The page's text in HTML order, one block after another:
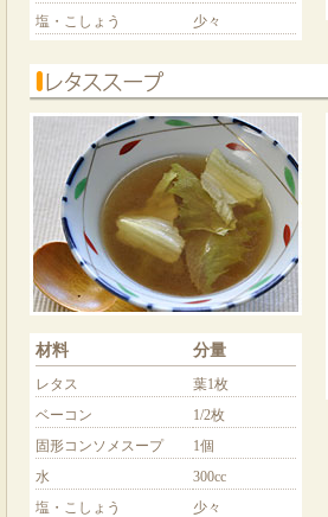
塩・こしょう
少々
材料 分量
レタス
葉1枚
ベーコン
1/2枚
固形コンソメスープ
1個
水
300cc
塩・こしょう
少々